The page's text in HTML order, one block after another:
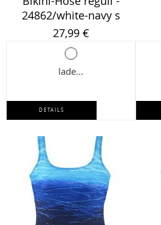
24862/white-navy s
27,99 €
lade...
DETAILS